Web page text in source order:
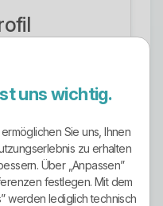
als
Vordergrund. Das
Versorger mit
eines anonymen
uns wichtig.
Sie uns, Ihnen
zu erhalten
Über „Anpassen”
festlegen. Mit dem
werden lediglich technisch